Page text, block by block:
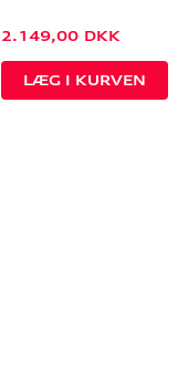
2.149,00 DKK